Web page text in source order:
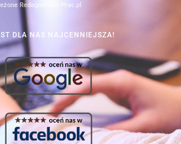
Redagowanie-Prac.pl
DLA NAS NAJCENNIEJSZA!